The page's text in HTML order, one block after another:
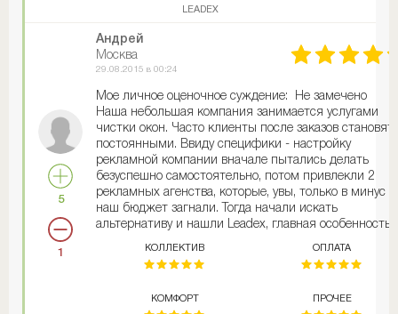
раскручивать свой бизнес. Стоит ли говорить о том,
что благодаря их рекламной кампании у меня
наконец-то появилась своя клиентская база и мой
минусов, пожалуй, отмечу, что услуги сравнительно
дешевые, но качество того стоит.
LEADEX
5
1
Андрей
Москва
29.08.2015 в 00:24
Мое личное оценочное суждение: Не замечено
Наша небольшая компания занимается услугами
чистки окон. Часто клиенты после заказов
постоянными. Ввиду специфики - настройку
рекламной компании вначале пытались делать
безуспешно самостоятельно, потом привлекли 2
рекламных агенства, которые, увы, только в минус
наш бюджет загнали. Тогда начали искать
альтернативу и нашли Leadex, главная особенность
компанию без переживаний, что результат будет
нулевой, так как платить там можно исключительно
сказать - компания отрабатывает все средства на
КОЛЛЕКТИВ
КОМФОРТ
ОПЛАТА
ПРОЧЕЕ